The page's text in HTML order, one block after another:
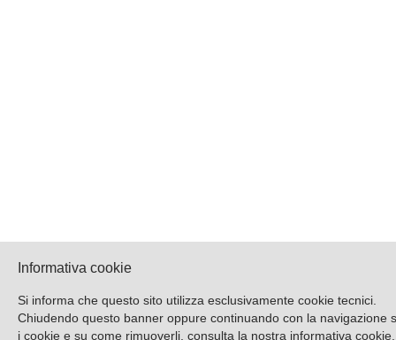
Informativa cookie
Si informa che questo sito utilizza esclusivamente cookie tecnici.
Chiudendo questo banner oppure continuando con la
i cookie e su come rimuoverli, consulta la nostra informativa cookie